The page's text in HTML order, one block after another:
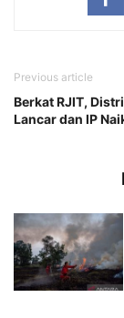
Previous article
Berkat RJIT,
Lancar dan IP